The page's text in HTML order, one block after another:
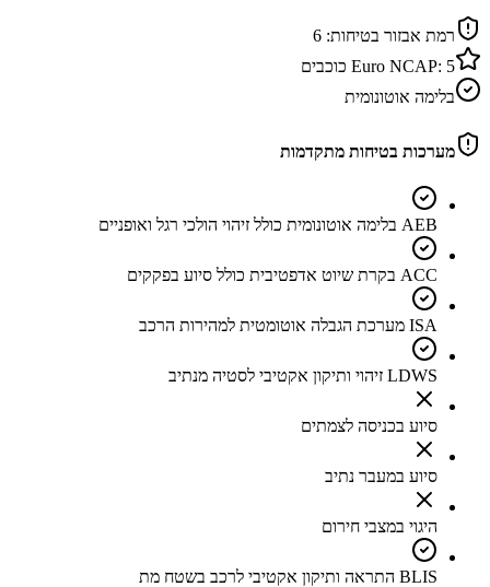
רמת אבזור בטיחות: 6
Euro NCAP: 5
כוכבים
בלימה אוטונומית
מערכות בטיחות מתקדמות
AEB בלימה אוטונומית כולל זיהוי הולכי רגל ואופניים
ACC בקרת שיוט אדפטיבית כולל סיוע בפקקים
ISA מערכת הגבלה אוטומטית למהירות הרכב
LDWS זיהוי ותיקון אקטיבי לסטיה מנתיב
סיוע בכניסה לצמתים
סיוע במעבר נתיב
היגוי במצבי חירום
BLIS התראה ותיקון אקטיבי לרכב בשטח מת